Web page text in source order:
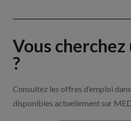
Vous
?
Consultez les offres d’emploi
disponibles actuellement sur